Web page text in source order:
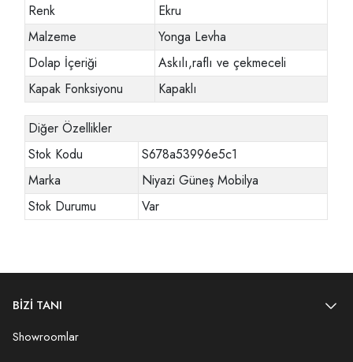
Renk
Ekru
Malzeme
Yonga Levha
Dolap İçeriği
Askılı,raflı ve çekmeceli
Kapak Fonksiyonu
Kapaklı
Diğer Özellikler
Stok Kodu
S678a53996e5c1
Marka
Niyazi Güneş Mobilya
Stok Durumu
Var
BİZİ TANI
Showroomlar